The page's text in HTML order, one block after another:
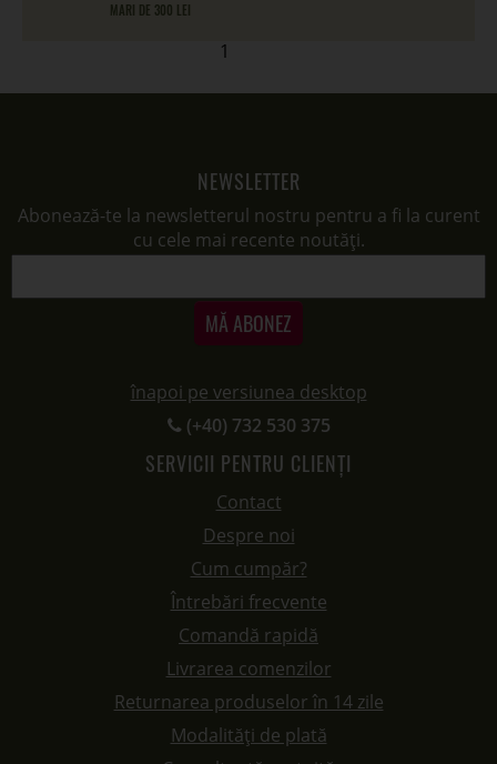
cu cele mai recente noutăți.
MĂ ABONEZ
(+40) 732 530 375
SERVICII PENTRU CLIENȚI
Despre noi
Comandă rapidă
Livrarea comenzilor
Returnarea produselor în 14 zile
Modalități de plată
Consultanță gratuită
Puncte de fidelitate
PAGINI UTILE
Termeni și condiții
Politica de utilizare cookie-uri
Protecție Date
Panou de control GDPR